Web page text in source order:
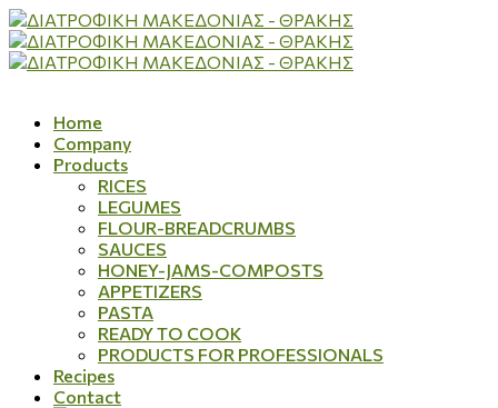
Home
Company
Products
RICES
LEGUMES
FLOUR-BREADCRUMBS
SAUCES
HONEY-JAMS-COMPOSTS
APPETIZERS
PASTA
READY TO COOK
PRODUCTS FOR PROFESSIONALS
Recipes
Contact